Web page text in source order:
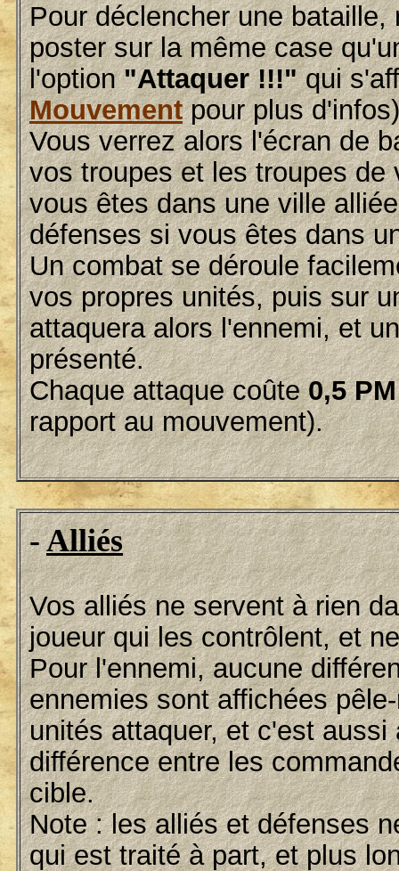
Pour déclencher une
poster sur la même case
l'option"Attaquer !!!"qui
Mouvementpour plus
Vous verrez alors l'écran de
vos troupes et les troupes
vous êtes dans une ville
défenses si vous êtes dans
Un combat se déroule
vos propres unités, puis sur
attaquera alors l'ennemi, et
présenté.
Chaque attaque coûte0,5 PM
rapport au mouvement).
-Alliés
Vos alliés ne servent à rien
joueur qui les contrôlent, et
Pour l'ennemi, aucune
ennemies sont affichées
unités attaquer, et c'est
différence entre les
cible.
Note : les alliés et défenses
qui est traité à part, et plus